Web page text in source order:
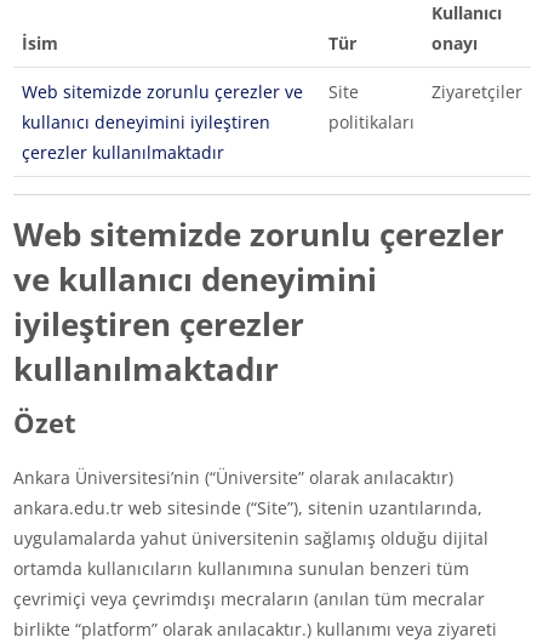
İsim Tür
Kullanıcı
onayı
Web sitemizde zorunlu çerezler ve
kullanıcı deneyimini iyileştiren
çerezler kullanılmaktadır
Site
politikaları
Ziyaretçiler
Web sitemizde zorunlu çerezler
ve kullanıcı deneyimini
iyileştiren çerezler
kullanılmaktadır
Özet
Ankara Üniversitesi’nin (“Üniversite” olarak anılacaktır)
ankara.edu.tr web sitesinde (“Site”), sitenin uzantılarında,
uygulamalarda yahut üniversitenin sağlamış olduğu dijital
ortamda kullanıcıların kullanımına sunulan benzeri tüm
çevrimiçi veya çevrimdışı mecraların (anılan tüm mecralar
birlikte “platform” olarak anılacaktır.) kullanımı veya ziyareti